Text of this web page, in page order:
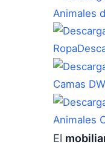
Animales
Ropa
Camas
Animales
El